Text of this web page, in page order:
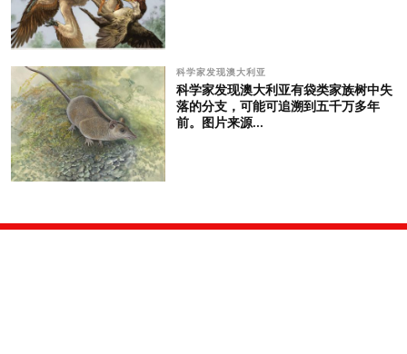
科学家发现澳大利亚
科学家发现澳大利亚有袋类家族树中失
落的分支，可能可追溯到五千万多年
前。图片来源...